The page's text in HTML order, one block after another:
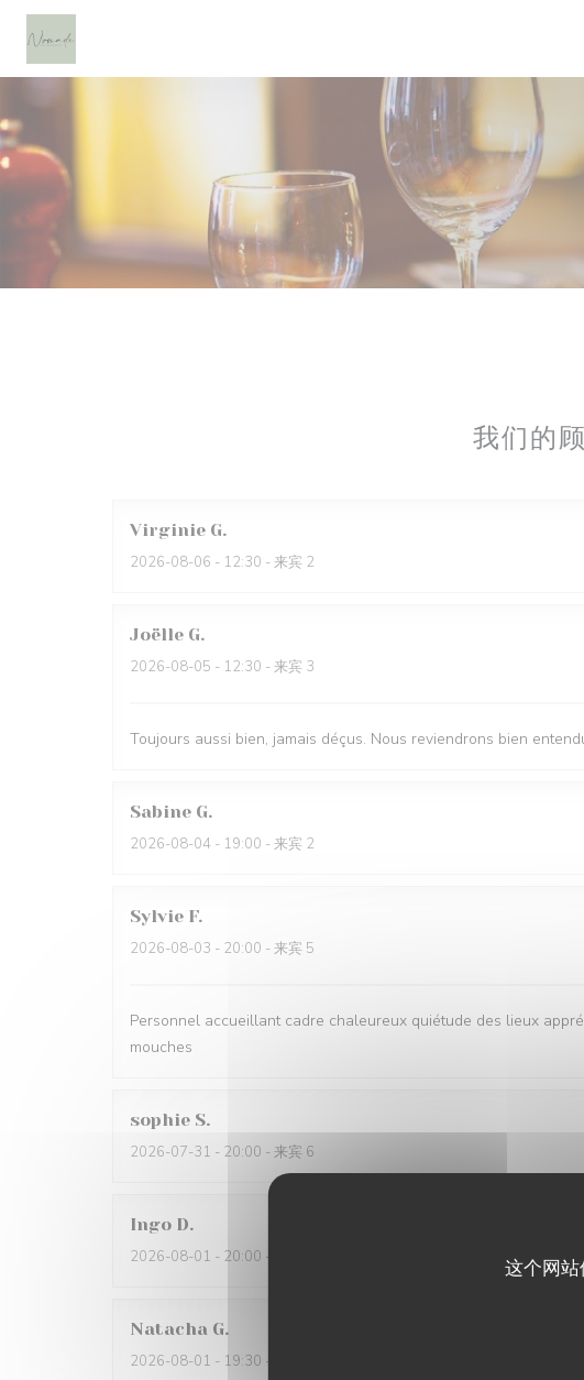
Cookie管理面板
这个网站
我们的
Virginie G
2026-08-06 - 12:30 - 来宾 2
Joëlle G
2026-08-05 - 12:30 - 来宾 3
Toujours aussi bien, jamais déçus. Nous reviendrons bien
Sabine G
2026-08-04 - 19:00 - 来宾 2
Sylvie F
2026-08-03 - 20:00 - 来宾 5
Personnel accueillant cadre chaleureux quiétude des lieux
mouches
sophie S
2026-07-31 - 20:00 - 来宾 6
Ingo D
2026-08-01 - 20:00 - 来宾 4
Natacha G
2026-08-01 - 19:30 - 来宾 2